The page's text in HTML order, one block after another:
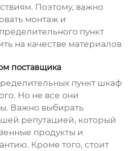
Поэтому, важно
монтаж и
пункт
на качестве материалов
поставщика
пункт шкаф
Но не все они
Важно выбирать
репутацией, который
продукты и
Кроме того, стоит